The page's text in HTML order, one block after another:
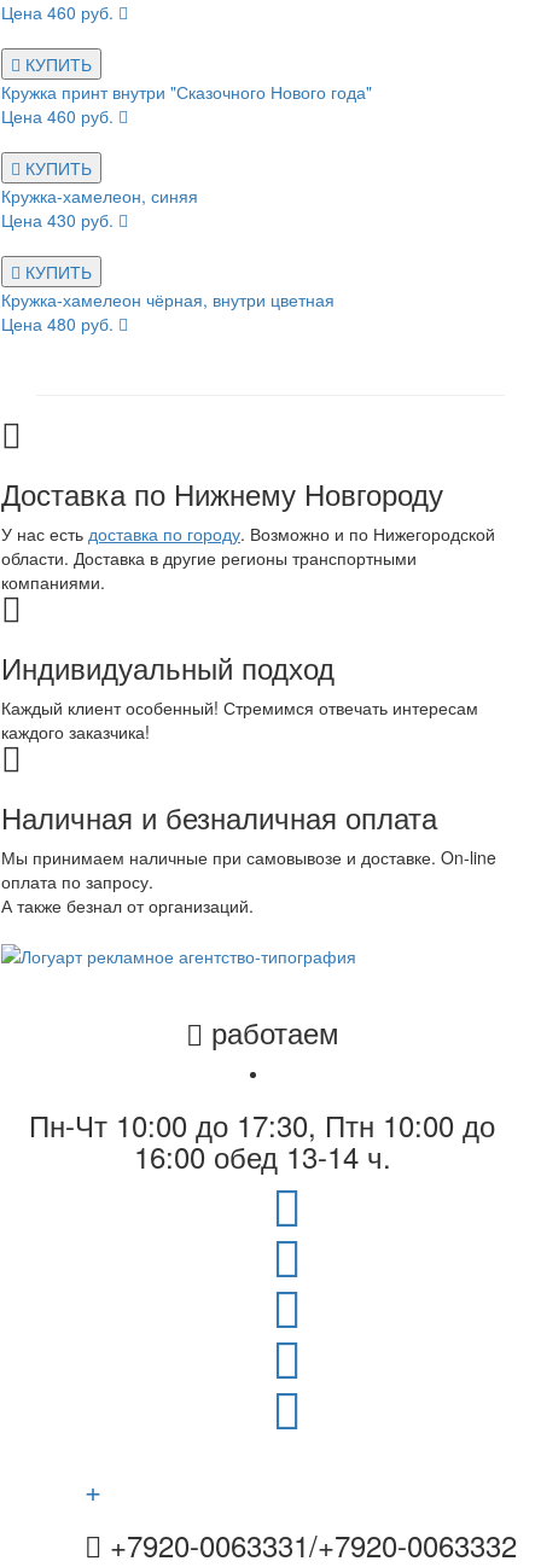
Цена 460 руб.
КУПИТЬ
Кружка принт внутри "Сказочного Нового года"
Цена 460 руб.
КУПИТЬ
Кружка-хамелеон, синяя
Цена 430 руб.
КУПИТЬ
Кружка-хамелеон чёрная, внутри цветная
Цена 480 руб.
Доставка по Нижнему Новгороду
У нас есть доставка по городу. Возможно и по Нижегородской
области. Доставка в другие регионы транспортными
компаниями.
Индивидуальный подход
Каждый клиент особенный! Стремимся отвечать интересам
каждого заказчика!
Наличная и безналичная оплата
Мы принимаем наличные при самовывозе и доставке. On-line
оплата по запросу.
А также безнал от организаций.
работаем
Пн-Чт 10:00 до 17:30, Птн 10:00 до
16:00 обед 13-14 ч.
+
+7920-0063331/+7920-0063332